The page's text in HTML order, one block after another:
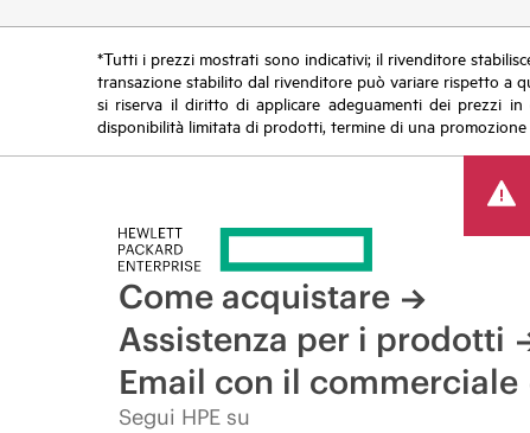
*Tutti i prezzi mostrati sono indicativi; il rivenditore
transazione stabilito dal rivenditore può variare rispetto a
si riserva il diritto di applicare adeguamenti dei prezzi in
disponibilità limitata di prodotti, termine di una
Come acquistare
Assistenza per i prodotti
Email con il commerciale
Segui HPE su